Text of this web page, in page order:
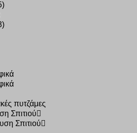
πυτζάμες
Σπιτιού
Σπιτιού